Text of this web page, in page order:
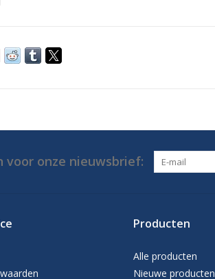
voor onze nieuwsbrief:
Producten
Alle producten
Nieuwe producten